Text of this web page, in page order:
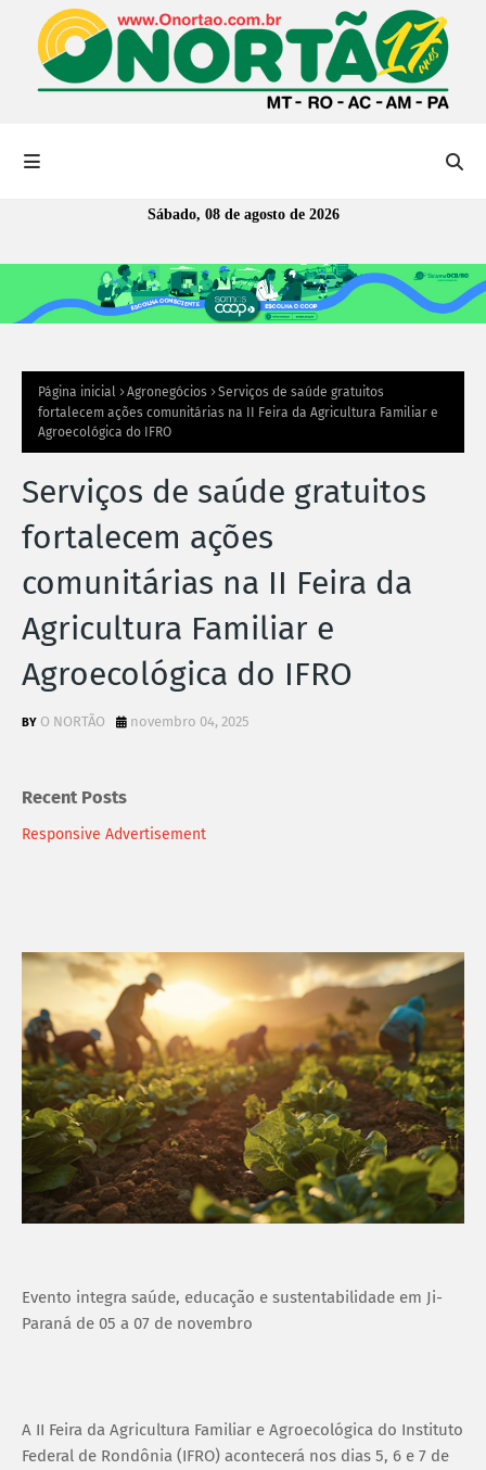
Sábado, 08 de agosto de 2026
Página inicial Agronegócios
Serviços de saúde gratuitos
fortalecem ações comunitárias na II Feira da Agricultura Familiar e
Agroecológica do IFRO
Serviços de saúde gratuitos
fortalecem ações
comunitárias na II Feira da
Agricultura Familiar e
Agroecológica do IFRO
O NORTÃO novembro 04, 2025
Recent Posts
Responsive Advertisement
Evento integra saúde, educação e sustentabilidade em Ji-
Paraná de 05 a 07 de novembro
A II Feira da Agricultura Familiar e Agroecológica do Instituto
Federal de Rondônia (IFRO) acontecerá nos dias 5, 6 e 7 de